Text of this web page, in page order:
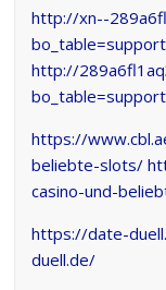
http://xn--
http://
https://
beliebte-slots/
casino-und-
https://date-
duell.de/